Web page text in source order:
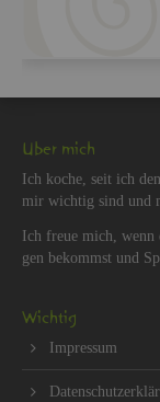
Über mich
Ich koche, seit ich
mir wich­tig sind und
Ich freue mich,
gen be­kommst und
Wich­tig
Im­pres­sum